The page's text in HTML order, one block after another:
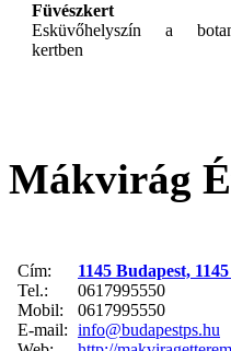
Füvészkert
Esküvőhelyszín a
kertben
Mákvirág
Cím:
1145 Budapest,
Tel.:
0617995550
Mobil:
0617995550
E-mail: info@budapestps.hu